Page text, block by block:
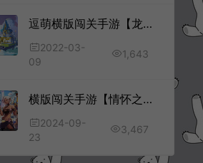
逗萌横版闯关手游【龙之岛战纪】3月最新整理Win一键即玩服务端+GM工具+安卓
2022-03-
09
1,643
横版闯关手游【情怀之拳皇联动大陆阿拉德】9月最新整理Linux手工服务端+配套表+WEB管理后台+GM授权后台+安卓+详细搭建教程+视频教程
2024-09-
23
3,467